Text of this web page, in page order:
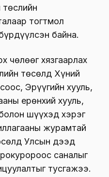
төслийн
тогтмол
байна.
чөлөөг хязгаарлах
төсөлд Хүний
Эрүүгийн хууль,
ерөнхий хууль,
шүүхэд хэрэг
журамтай
Улсын дээд
саналыг
тусгажээ.